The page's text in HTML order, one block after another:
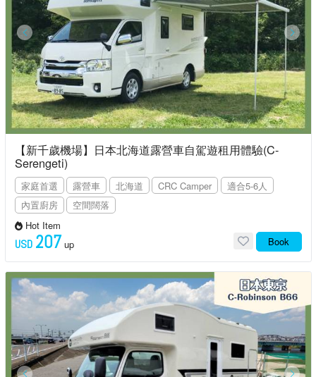
【新千歲機場】日本北海道露營車自駕遊租用體驗(C-
Serengeti)
家庭首選 露營車 北海道 CRC Camper
適合5-6人
內置廚房
空間闊落
Hot Item
USD 207 up Book